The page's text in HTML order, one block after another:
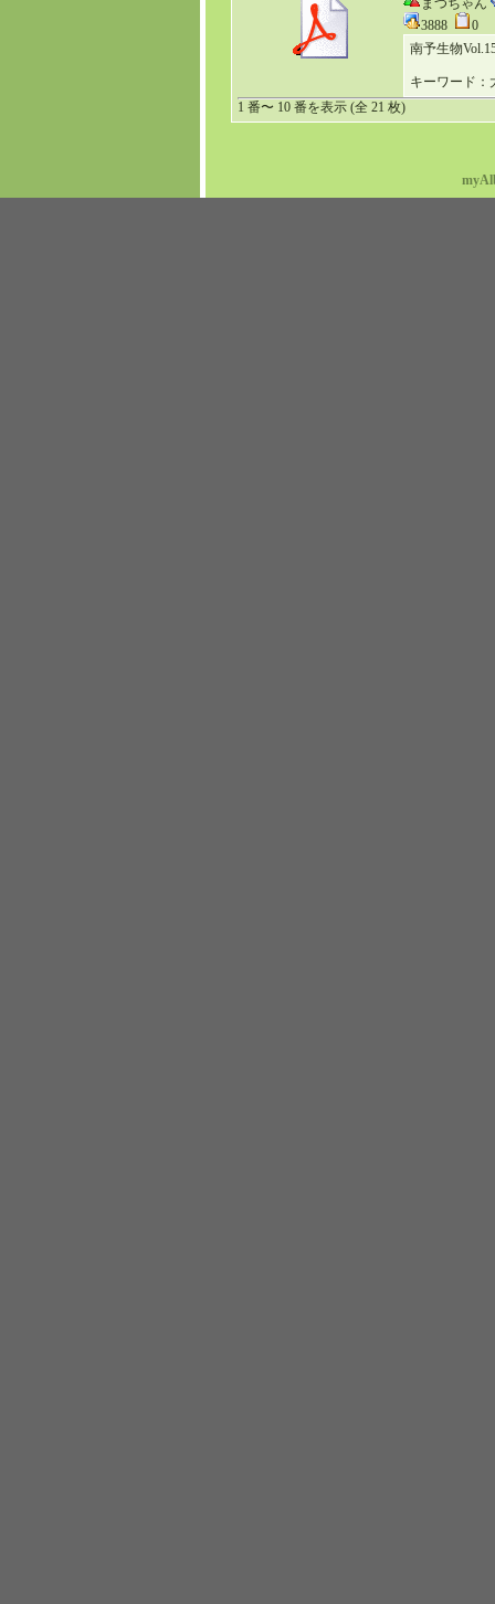
3888
0
南予生物
キーワード：
1 番〜 10 番を表示 (全 21 枚)